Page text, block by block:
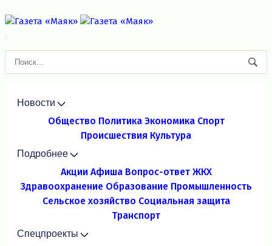
Новости
Общество Политика Экономика Спорт
Происшествия Культура
Подробнее
Акции Афиша Вопрос-ответ ЖКХ
Здравоохранение Образование Промышленность
Сельское хозяйство Социальная защита
Транспорт
Спецпроекты